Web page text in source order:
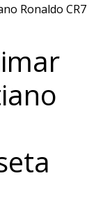
Ronaldo CR7